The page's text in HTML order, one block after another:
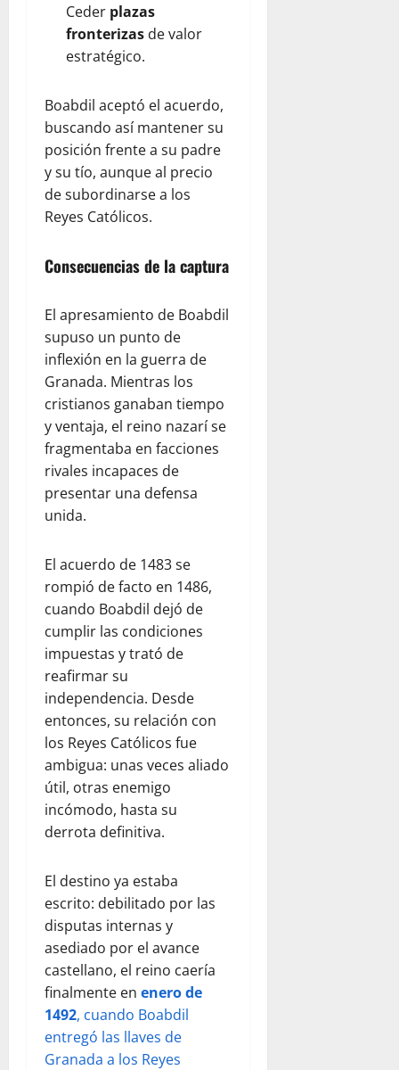
Ceder plazas
fronterizas de valor
estratégico.
Boabdil aceptó el acuerdo,
buscando así mantener su
posición frente a su padre
y su tío, aunque al precio
de subordinarse a los
Reyes Católicos.
Consecuencias de la captura
El apresamiento de Boabdil
supuso un punto de
inflexión en la guerra de
Granada. Mientras los
cristianos ganaban tiempo
y ventaja, el reino nazarí se
fragmentaba en facciones
rivales incapaces de
presentar una defensa
unida.
El acuerdo de 1483 se
rompió de facto en 1486,
cuando Boabdil dejó de
cumplir las condiciones
impuestas y trató de
reafirmar su
independencia. Desde
entonces, su relación con
los Reyes Católicos fue
ambigua: unas veces aliado
útil, otras enemigo
incómodo, hasta su
derrota definitiva.
El destino ya estaba
escrito: debilitado por las
disputas internas y
asediado por el avance
castellano, el reino caería
finalmente en enero de
1492, cuando Boabdil
entregó las llaves de
Granada a los Reyes